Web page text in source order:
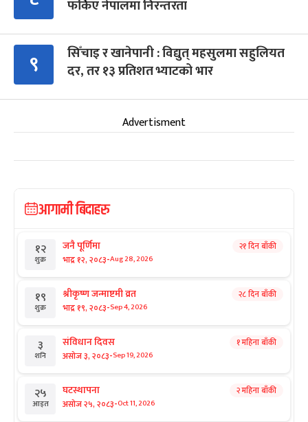
फर्किए नेपालमा निरन्तरता
९
सिँचाइ र खानेपानी : विद्युत् महसुलमा सहुलियत
दर, तर १३ प्रतिशत भ्याटको भार
Advertisment
आगामी बिदाहरु
१२
शुक्र
जनै पूर्णिमा
भाद्र १२, २०८३-Aug 28, 2026
२१ दिन बाँकी
१९
शुक्र
श्रीकृष्ण जन्माष्टमी व्रत
भाद्र १९, २०८३-Sep 4, 2026
२८ दिन बाँकी
३
शनि
संविधान दिवस
असोज ३, २०८३-Sep 19, 2026
१ महिना बाँकी
२५
आइत
घटस्थापना
असोज २५, २०८३-Oct 11, 2026
२ महिना बाँकी